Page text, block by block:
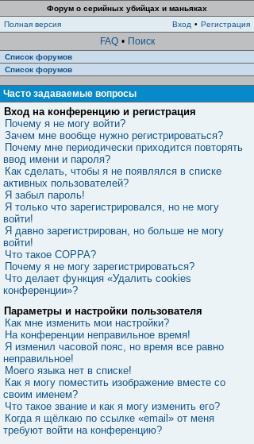
Форум о серийных убийцах и маньяках
Полная версия
Вход • Регистрация
FAQ • Поиск
Список форумов
Список форумов
Часто задаваемые вопросы
Вход на конференцию и регистрация
Почему я не могу войти?
Зачем мне вообще нужно регистрироваться?
Почему мне периодически приходится повторять
ввод имени и пароля?
Как сделать, чтобы я не появлялся в списке
активных пользователей?
Я забыл пароль!
Я только что зарегистрировался, но не могу
войти!
Я давно зарегистрирован, но больше не могу
войти!
Что такое COPPA?
Почему я не могу зарегистрироваться?
Что делает функция «Удалить cookies
конференции»?
Параметры и настройки пользователя
Как мне изменить мои настройки?
На конференции неправильное время!
Я изменил часовой пояс, но время все равно
неправильное!
Моего языка нет в списке!
Как я могу поместить изображение вместе со
своим именем?
Что такое звание и как я могу изменить его?
Когда я щёлкаю по ссылке «email» от меня
требуют войти на конференцию?